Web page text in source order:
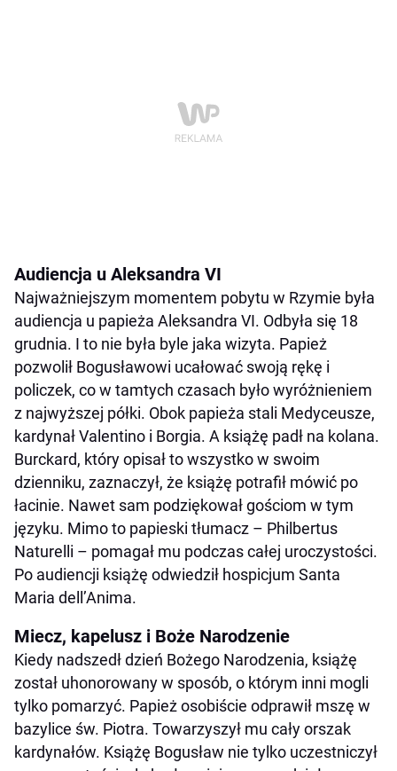
Audiencja u Aleksandra VI
Najważniejszym momentem pobytu w Rzymie była
audiencja u papieża Aleksandra VI. Odbyła się 18
grudnia. I to nie była byle jaka wizyta. Papież
pozwolił Bogusławowi ucałować swoją rękę i
policzek, co w tamtych czasach było wyróżnieniem
z najwyższej półki. Obok papieża stali Medyceusze,
kardynał Valentino i Borgia. A książę padł na kolana.
Burckard, który opisał to wszystko w swoim
dzienniku, zaznaczył, że książę potrafił mówić po
łacinie. Nawet sam podziękował gościom w tym
języku. Mimo to papieski tłumacz – Philbertus
Naturelli – pomagał mu podczas całej uroczystości.
Po audiencji książę odwiedził hospicjum Santa
Maria dell’Anima.
Miecz, kapelusz i Boże Narodzenie
Kiedy nadszedł dzień Bożego Narodzenia, książę
został uhonorowany w sposób, o którym inni mogli
tylko pomarzyć. Papież osobiście odprawił mszę w
bazylice św. Piotra. Towarzyszył mu cały orszak
kardynałów. Książę Bogusław nie tylko uczestniczył